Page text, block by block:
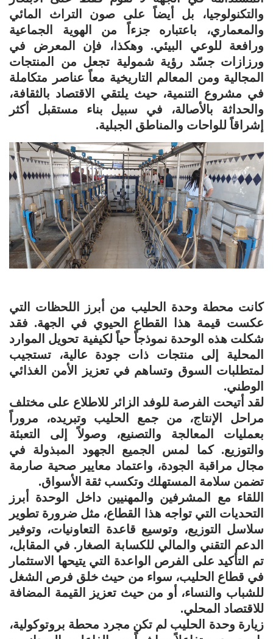
والتكنولوجيا، بل أيضاً على صون التراث المائي
والمعماري، باعتباره جزءاً من الهوية الجماعية
ورافعة للوعي البيئي. وهكذا، فإن المعرض في
ورزازات جسّد رؤية شمولية تجعل من المنتجات
المجالية ومن المعالم التاريخية معاً عناصر متكاملة
في مشروع التنمية، حيث يلتقي الاقتصاد بالثقافة،
والحداثة بالأصالة، في سبيل بناء مستقبل أكثر
إشراقاً للواحات والمناطق الجبلية.
كانت محطة وحدة الحليب من أبرز اللحظات التي
عكست قيمة هذا القطاع الحيوي في الجهة. فقد
شكلت هذه الوحدة نموذجاً حياً لكيفية تحويل الموارد
المحلية إلى منتجات ذات جودة عالية، تستجيب
لمتطلبات السوق وتساهم في تعزيز الأمن الغذائي
الوطني.
لقد أتيحت الفرصة للوفد الزائر للاطلاع على مختلف
مراحل الإنتاج، من جمع الحليب وتبريده، مروراً
بعمليات المعالجة والتصنيع، وصولاً إلى التعبئة
والتوزيع. كما لمس الجميع الجهود المبذولة في
مجال مراقبة الجودة، واعتماد معايير صحية صارمة
تضمن سلامة المستهلك وتكسب ثقة الأسواق.
اللقاء مع المشرفين والمهنيين داخل الوحدة أبرز
التحديات التي تواجه هذا القطاع، مثل ضرورة تطوير
سلاسل التوزيع، وتوسيع قاعدة التعاونيات، وتوفير
الدعم التقني والمالي للكسابة الصغار. في المقابل،
تم التأكيد على الفرص الواعدة التي يتيحها الاستثمار
في قطاع الحليب، سواء من حيث خلق فرص الشغل
للشباب والنساء، أو من حيث تعزيز القيمة المضافة
للاقتصاد المحلي.
زيارة وحدة الحليب لم تكن مجرد محطة بروتوكولية،